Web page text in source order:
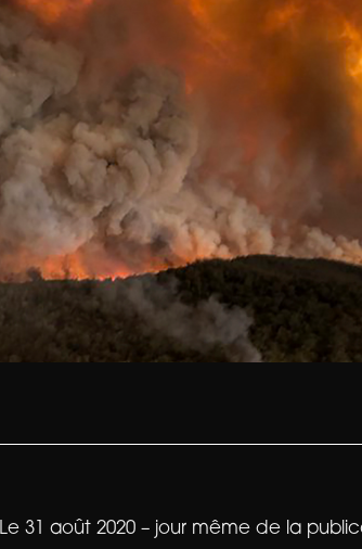
Le 31 août 2020 – jour même de la